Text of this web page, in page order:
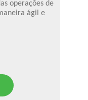
operações de
ágil e